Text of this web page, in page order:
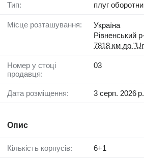
Тип: плуг
Місце розташування:
Україна
Рівненський
7818 км до
Номер у стоці
продавця:
03
Дата розміщення: 3 серп. 2026 р.
Опис
Кількість корпусів: 6+1